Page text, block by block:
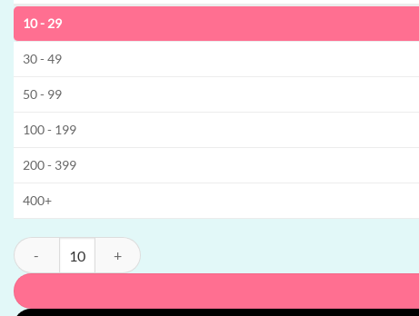
10 - 29
30 - 49
50 - 99
100 - 199
200 - 399
400+
VOPK Cool Bar 9K Einweg-Vape | 9000 Züge, cool airflow, Mesh-Coil,